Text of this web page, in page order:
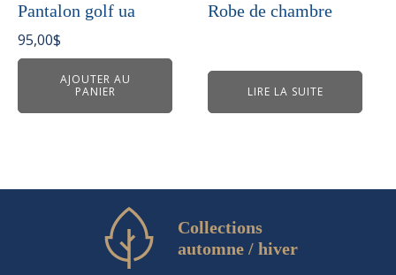
Pantalon golf ua
95,00$
AJOUTER AU
PANIER
Robe de chambre
LIRE LA SUITE
Collections
automne / hiver